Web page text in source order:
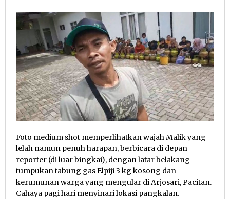
Foto medium shot memperlihatkan wajah Malik yang
lelah namun penuh harapan, berbicara di depan
reporter (di luar bingkai), dengan latar belakang
tumpukan tabung gas Elpiji 3 kg kosong dan
kerumunan warga yang mengular di Arjosari, Pacitan.
Cahaya pagi hari menyinari lokasi pangkalan.